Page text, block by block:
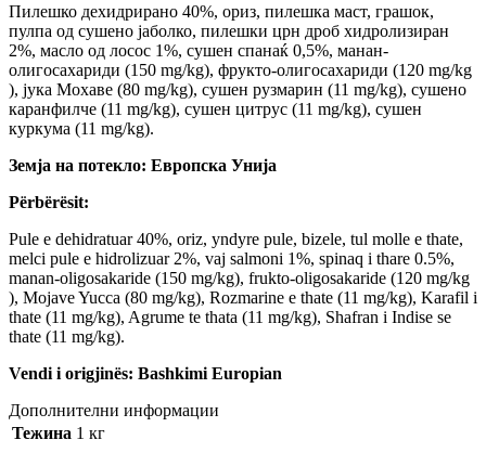
Пилешко дехидрирано 40%, ориз, пилешка маст, грашок,
пулпа од сушено јаболко, пилешки црн дроб хидролизиран
2%, масло од лосос 1%, сушен спанаќ 0,5%, манан-
олигосахариди (150 mg/kg), фрукто-олигосахариди (120 mg/kg
), јука Мохаве (80 mg/kg), сушен рузмарин (11 mg/kg), сушено
каранфилче (11 mg/kg), сушен цитрус (11 mg/kg), сушен
куркума (11 mg/kg).
Земја на потекло: Европска Унија
Përbërësit:
Pule e dehidratuar 40%, oriz, yndyre pule, bizele, tul molle e thate,
melci pule e hidrolizuar 2%, vaj salmoni 1%, spinaq i thare 0.5%,
manan-oligosakaride (150 mg/kg), frukto-oligosakaride (120 mg/kg
), Mojave Yucca (80 mg/kg), Rozmarine e thate (11 mg/kg), Karafil i
thate (11 mg/kg), Agrume te thata (11 mg/kg), Shafran i Indise se
thate (11 mg/kg).
Vendi i origjinës: Bashkimi Europian
Дополнителни информации
Тежина 1 кг